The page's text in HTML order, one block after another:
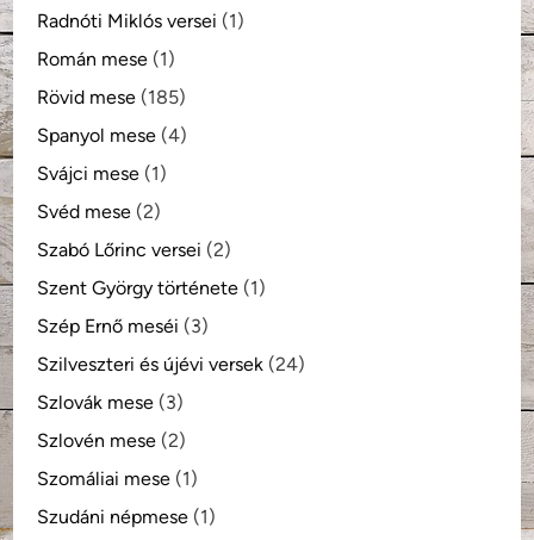
Radnóti Miklós versei (1)
Román mese (1)
Rövid mese (185)
Spanyol mese (4)
Svájci mese (1)
Svéd mese (2)
Szabó Lőrinc versei (2)
Szent György története (1)
Szép Ernő meséi (3)
Szilveszteri és újévi versek (24)
Szlovák mese (3)
Szlovén mese (2)
Szomáliai mese (1)
Szudáni népmese (1)